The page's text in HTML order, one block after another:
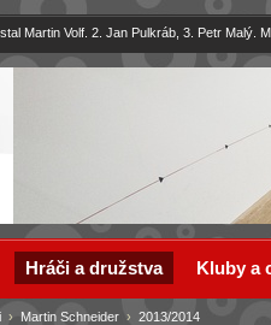
Martin Volf. 2. Jan Pulkráb, 3. Petr Malý.
› Martin Schneider › 2013/2014
Hráči a družstva Kluby a